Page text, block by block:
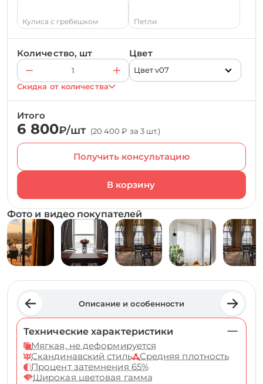
Кулиса с гребешком Петли
Количество, шт Цвет
Цвет v07
Скидка от количества
Итого
6 800₽/шт (20 400 ₽ за 3 шт.)
Получить консультацию
Фото и видео покупателей
Описание и особенности
Технические характеристики
Мягкая, не деформируется
Скандинавский стиль
Средняя плотность
Процент затемнения 65%
Широкая цветовая гамма